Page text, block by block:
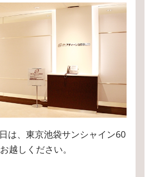
は、東京池袋サンシャイン60
越しください。